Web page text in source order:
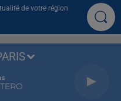
de votre région